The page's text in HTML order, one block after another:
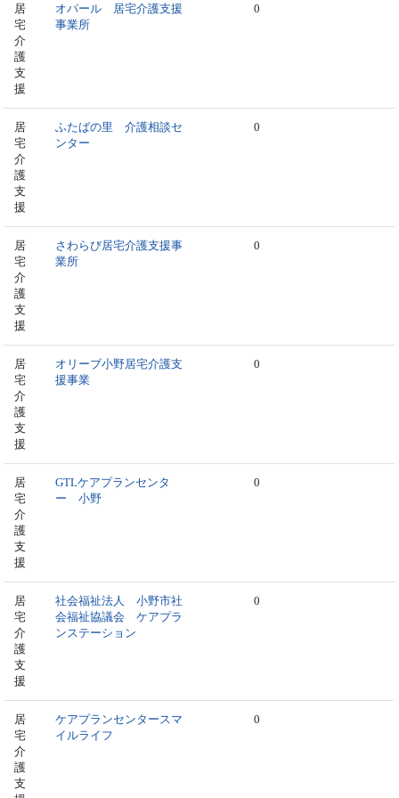
居
宅
介
護
支
援
オパール 居宅介護支援
事業所
0
居
宅
介
護
支
援
ふたばの里 介護相談セ
ンター
0
居
宅
介
護
支
援
さわらび居宅介護支援事
業所
0
居
宅
介
護
支
援
オリーブ小野居宅介護支
援事業
0
居
宅
介
護
支
援
GTLケアプランセンタ
ー 小野
0
居
宅
介
護
支
援
社会福祉法人 小野市社
会福祉協議会 ケアプラ
ンステーション
0
居
宅
介
護
支
ケアプランセンタースマ
イルライフ
0